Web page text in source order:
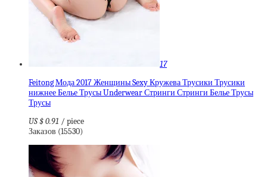
17
Feitong Мода 2017 Женщины Sexy Кружева Трусики Трусики
нижнее Белье Трусы Underwear Стринги Стринги Белье Трусы
Трусы
US $ 0.91 / piece
Заказов (15530)